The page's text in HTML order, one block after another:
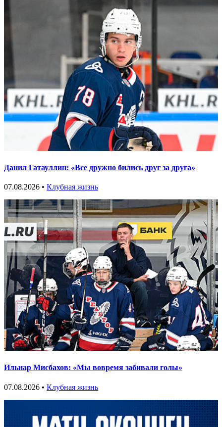
Данил Гатауллин: «Все дружно бились друг за друга»
07.08.2026 • Клубная жизнь
Ильнар Мисбахов: «Мы вовремя забивали голы»
07.08.2026 • Клубная жизнь